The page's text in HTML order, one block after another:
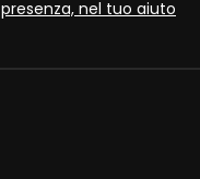
presenza, nel tuo aiuto